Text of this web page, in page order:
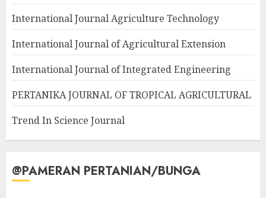
International Journal Agriculture Technology
International Journal of Agricultural Extension
International Journal of Integrated Engineering
PERTANIKA JOURNAL OF TROPICAL AGRICULTURAL
Trend In Science Journal
@PAMERAN PERTANIAN/BUNGA